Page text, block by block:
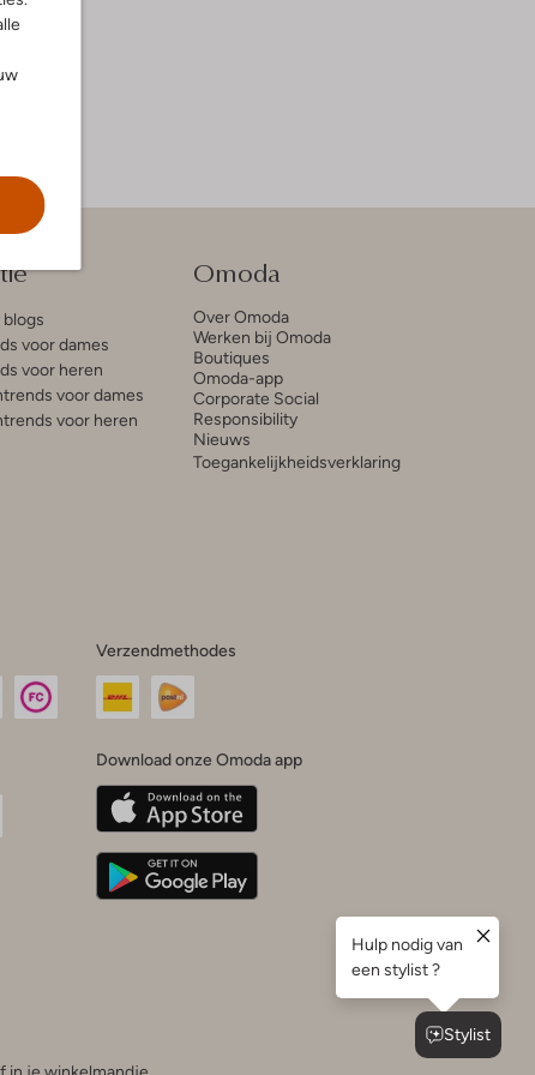
blogs
voor dames
voor heren
voor dames
voor heren
Omoda
Over Omoda
Werken bij Omoda
Boutiques
Omoda-app
Corporate Social
Responsibility
Nieuws
Toegankelijkheidsverklaring
Verzendmethodes
Download onze Omoda app